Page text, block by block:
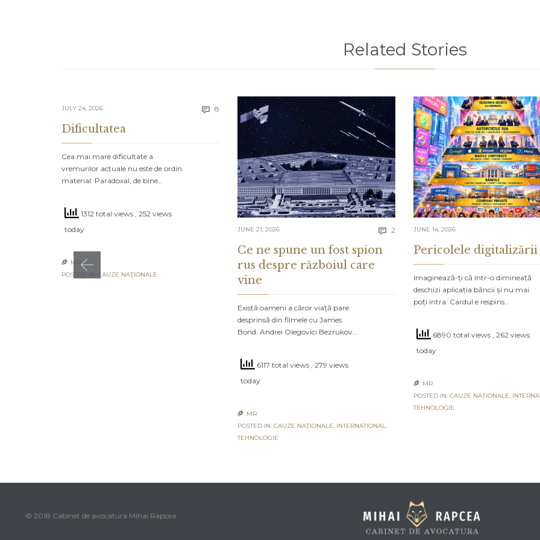
Related Stories
JULY 24, 2026  8 Comments
Dificultatea
Cea mai mare dificultate a
vremurilor actuale nu este de ordin
material. Paradoxal, de bine…
1312 total views , 252 views
today
 MR
POSTED IN: CAUZE NAŢIONALE
JUNE 21, 2026  2 Comments
Ce ne spune un fost spion
rus despre războiul care
vine
Există oameni a căror viață pare
desprinsă din filmele cu James
Bond. Andrei Olegovici Bezrukov…
6117 total views , 279 views
today
 MR
POSTED IN: CAUZE NAŢIONALE, INTERNATIONAL,
TEHNOLOGIE
JUNE 14, 2026
Pericolele digitalizării
Imaginează-ți că într-o dimineață
deschizi aplicația băncii și nu mai
poți intra. Cardul e respins…
6890 total views , 262 views
today
 MR
POSTED IN: CAUZE NAŢIONALE,
TEHNOLOGIE
© 2018 Cabinet de avocatura Mihai Rapcea